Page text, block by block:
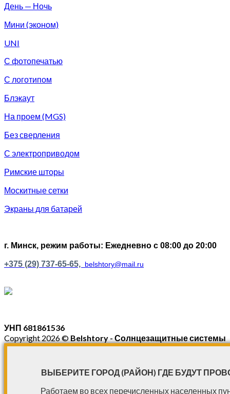
День — Ночь
Мини (эконом)
UNI
С фотопечатью
С логотипом
Блэкаут
На проем (MGS)
Без сверления
С электроприводом
Римские шторы
Москитные сетки
Экраны для батарей
г. Минск, режим работы: Ежедневно с 08:00 до 20:00
+375 (29) 737-65-65, belshtory@mail.ru
УНП 681861536
Copyright 2026 ©Belshtory - Солнцезащитные системы
ВЫБЕРИТЕ ГОРОД (РАЙОН) ГДЕ БУДУТ
Работаем во всех перечисленных населенных